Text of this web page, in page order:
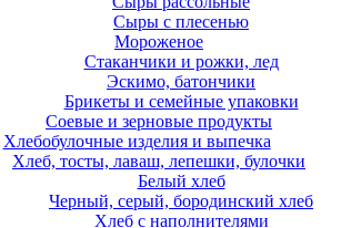
Сыры с плесенью
Мороженое
Стаканчики и рожки, лед
Эскимо, батончики
Брикеты и семейные упаковки
Соевые и зерновые продукты
Хлебобулочные изделия и выпечка
Хлеб, тосты, лаваш, лепешки, булочки
Белый хлеб
Черный, серый, бородинский хлеб
Хлеб с наполнителями